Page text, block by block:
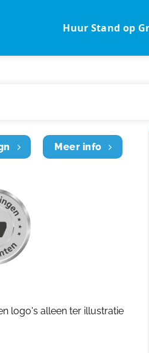
Huur Stand op
Meer info
logo's alleen ter illustratie